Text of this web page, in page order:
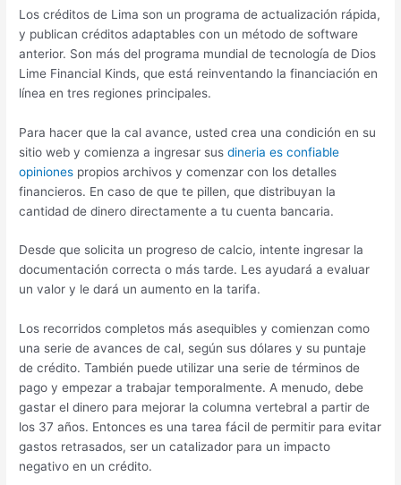
Los créditos de Lima son un programa de actualización rápida,
y publican créditos adaptables con un método de software
anterior. Son más del programa mundial de tecnología de Dios
Lime Financial Kinds, que está reinventando la financiación en
línea en tres regiones principales.
Para hacer que la cal avance, usted crea una condición en su
sitio web y comienza a ingresar susdineria es confiable
opiniones propios archivos y comenzar con los detalles
financieros. En caso de que te pillen, que distribuyan la
cantidad de dinero directamente a tu cuenta bancaria.
Desde que solicita un progreso de calcio, intente ingresar la
documentación correcta o más tarde. Les ayudará a evaluar
un valor y le dará un aumento en la tarifa.
Los recorridos completos más asequibles y comienzan como
una serie de avances de cal, según sus dólares y su puntaje
de crédito. También puede utilizar una serie de términos de
pago y empezar a trabajar temporalmente. A menudo, debe
gastar el dinero para mejorar la columna vertebral a partir de
los 37 años. Entonces es una tarea fácil de permitir para evitar
gastos retrasados, ser un catalizador para un impacto
negativo en un crédito.